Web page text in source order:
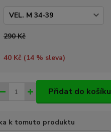
290 Kč
40 Kč (14% sleva)
Přidat do košíku
k tomuto produktu